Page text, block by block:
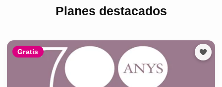
Planes destacados
Gratis